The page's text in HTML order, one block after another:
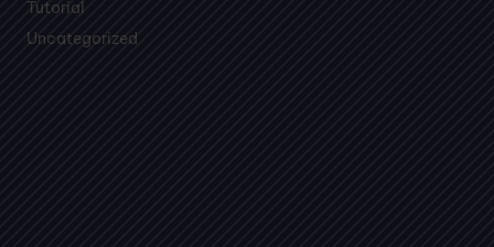
teknologi, edukasi dan games dalam satu media.